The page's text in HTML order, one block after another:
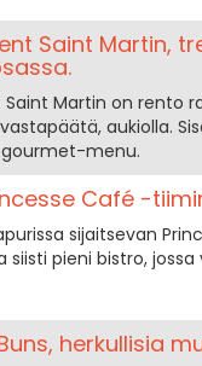
Saint Martin,
Martin on rento
aukiolla.
menu.
Café -
sijaitsevan
siisti pieni bistro,
herkullisia